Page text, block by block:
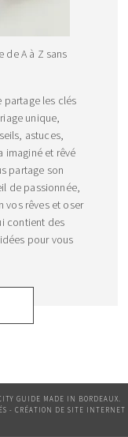
de A à Z sans
partage les clés
unique,
astuces,
imaginé et rêvé
partage son
de passionnée,
vos rêves et oser
contient des
pour vous
GUIDE MADE IN BORDEAUX.
- CRÉATION DE SITE INTERNET